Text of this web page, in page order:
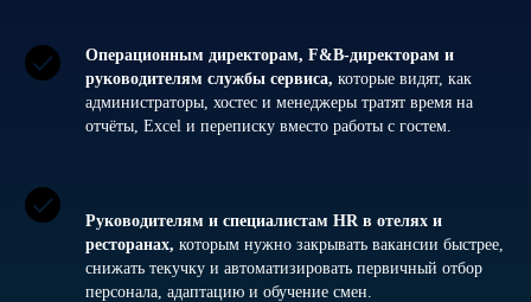
Операционным директорам, F&B‑директорам и
руководителям службы сервиса, которые видят, как
администраторы, хостес и менеджеры тратят время на
отчёты, Excel и переписку вместо работы с гостем.
Руководителям и специалистам HR в отелях и
ресторанах, которым нужно закрывать вакансии быстрее,
снижать текучку и автоматизировать первичный отбор
персонала, адаптацию и обучение смен.
РАЗБЕРЕМСЯ С ПРАКТИЧЕСКОЙ
СТОРОНЫ:
— Разбор заранее собранных задач